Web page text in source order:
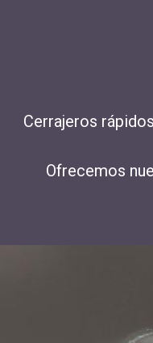
Cerrajeros
Ofrecemos